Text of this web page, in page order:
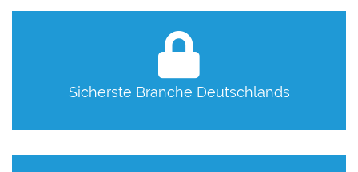
Sicherste Branche Deutschlands